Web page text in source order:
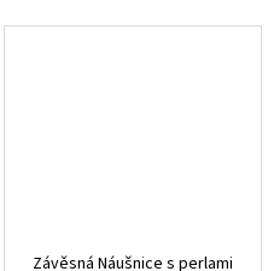
Závěsná Náušnice s perlami